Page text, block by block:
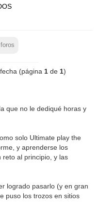
(página 1de 1)
que no le dediqué horas y
solo Ultimate play the
y aprenderse los
al principio, y las
logrado pasarlo (y en gran
puso los trozos en sitios